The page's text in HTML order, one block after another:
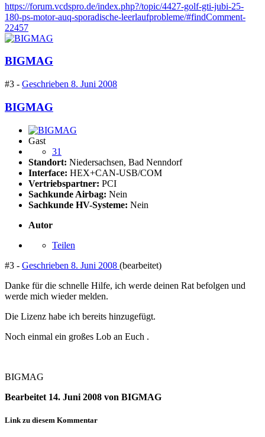
https://forum.vcdspro.de/index.php?/topic/4427-golf-gti-jubi-25-
180-ps-motor-auq-sporadische-leerlaufprobleme/#findComment-
22457
BIGMAG
#3 - Geschrieben 8. Juni 2008
BIGMAG
Gast
31
Standort: Niedersachsen, Bad Nenndorf
Interface: HEX+CAN-USB/COM
Vertriebspartner: PCI
Sachkunde Airbag: Nein
Sachkunde HV-Systeme: Nein
Autor
Teilen
#3 - Geschrieben 8. Juni 2008 (bearbeitet)
Danke für die schnelle Hilfe, ich werde deinen Rat befolgen und
werde mich wieder melden.
Die Lizenz habe ich bereits hinzugefügt.
Noch einmal ein großes Lob an Euch .
BIGMAG
Bearbeitet 14. Juni 2008 von BIGMAG
Link zu diesem Kommentar